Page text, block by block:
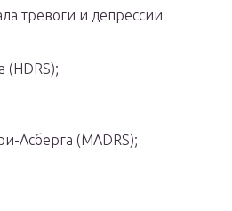
тревоги и депрессии
(HDRS);
Асберга (MADRS);